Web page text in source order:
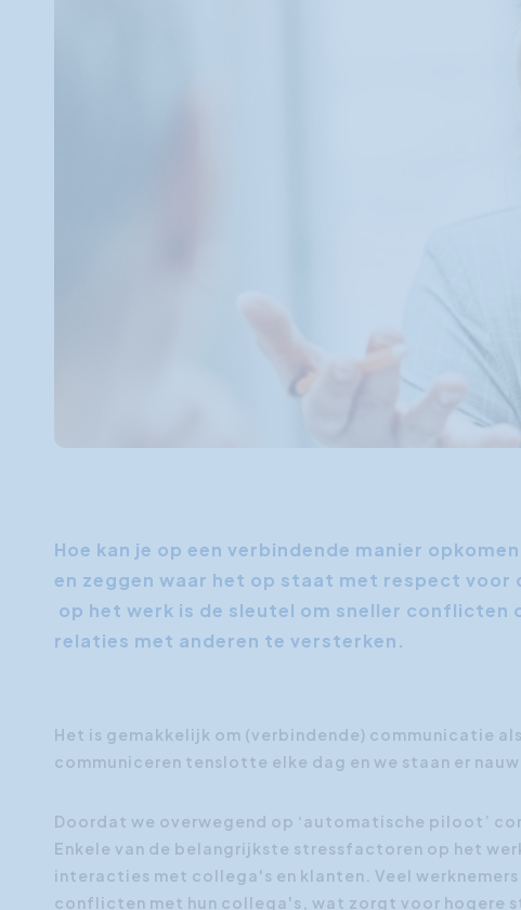
Hoe kan je op een verbindende manier
en zeggen waar het op staat met respect voor
op het werk is de sleutel om sneller conflicten
relaties met anderen te versterken.
Het is gemakkelijk om (verbindende) communicatie
communiceren tenslotte elke dag en we staan er
Doordat we overwegend op ‘automatische piloot’
Enkele van de belangrijkste stressfactoren op het
interacties met collega's en klanten. Veel
conflicten met hun collega's, wat zorgt voor hogere